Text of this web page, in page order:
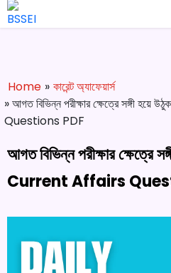
Home » কারেন্ট অ্যাফেয়ার্স
» আগত বিভিন্ন পরীক্ষার ক্ষেত্রে সঙ্গী
Questions PDF
আগত বিভিন্ন পরীক্ষার ক্ষেত্রে
Current Affairs